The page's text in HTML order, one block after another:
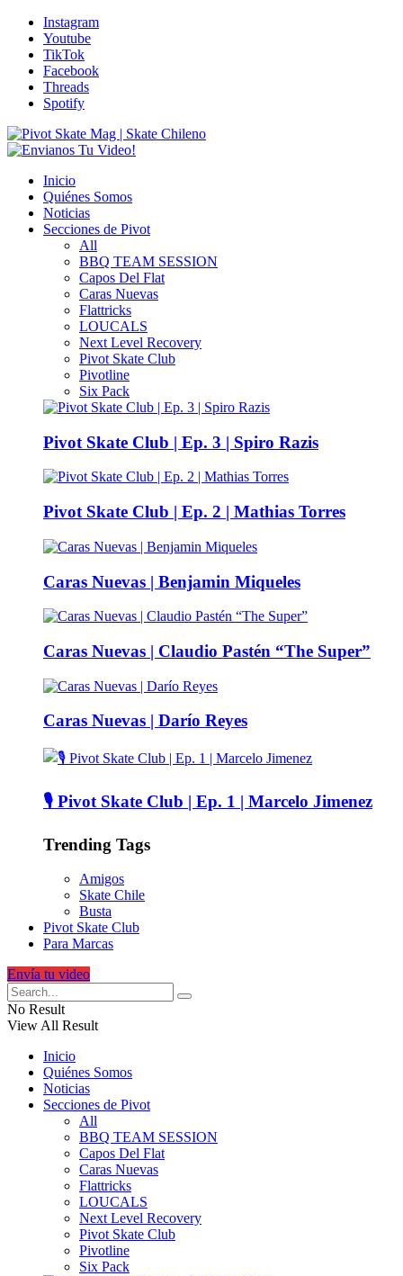
Instagram
Youtube
TikTok
Facebook
Threads
Spotify
Inicio
Quiénes Somos
Noticias
Secciones de Pivot
All
BBQ TEAM SESSION
Capos Del Flat
Caras Nuevas
Flattricks
LOUCALS
Next Level Recovery
Pivot Skate Club
Pivotline
Six Pack
Pivot Skate Club | Ep. 3 | Spiro Razis
Pivot Skate Club | Ep. 2 | Mathias Torres
Caras Nuevas | Benjamin Miqueles
Caras Nuevas | Claudio Pastén “The Super”
Caras Nuevas | Darío Reyes
🎙️ Pivot Skate Club | Ep. 1 | Marcelo Jimenez
Trending Tags
Amigos
Skate Chile
Busta
Pivot Skate Club
Para Marcas
Envía tu video
No Result
View All Result
Inicio
Quiénes Somos
Noticias
Secciones de Pivot
All
BBQ TEAM SESSION
Capos Del Flat
Caras Nuevas
Flattricks
LOUCALS
Next Level Recovery
Pivot Skate Club
Pivotline
Six Pack